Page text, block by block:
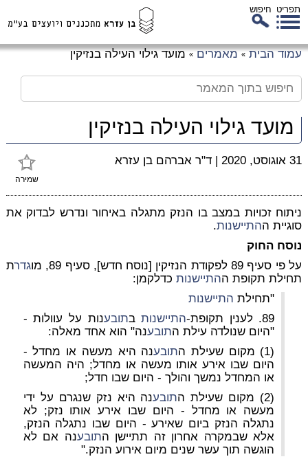
תפריט חיפוש
עמוד הבית » מאמרים » מועד גילוי העילה בנזיקין
מועד גילוי העילה בנזיקין
שמירה
31 אוגוסט, 2020 | ד"ר אברהם בן עזרא
ניתוח זכויות במצב בו הנזק מתגלה באיחור ונדרש לבדוק את
סוגיית ההתיישנות.
נוסח החוק
על פי סעיף 89 לפקודת הנזיקין [נוסח חדש], סעיף 89, מו
גדרת
תחילת תקופת ההתיישנותכדלקמן:
"תחילת התיישנות
89. לענין תקופת-
התיישנותבתובענות על עוולות -
"היום שנולדה עילת התובענה" הוא אחד מאלה:
(1) מקום שעילת ה
תובענה היא מעשה או מחדל -
היום שבו אירע אותו מעשה או מחדל; היה המעשה
או המחדל נמשך והולך - היום שבו חדל;
(2) מקום שעילת ה
תובענה היא נזק שנגרם על ידי
מעשה או מחדל - היום שבו אירע אותו נזק; לא
נתגלה הנזק ביום שאירע - היום שבו נתגלה הנזק,
אלא שבמקרה אחרון זה תתיישן התובענה אם לא
הוגשה תוך עשר שנים מיום אירוע הנזק."